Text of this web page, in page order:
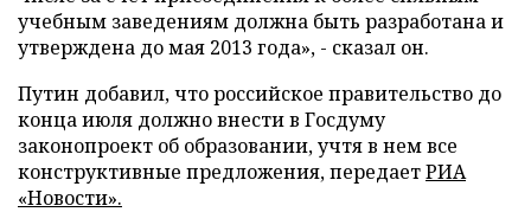
учебным заведениям должна быть разработана и
утверждена до мая 2013 года», - сказал он.
Путин добавил, что российское правительство до
конца июля должно внести в Госдуму
законопроект об образовании, учтя в нем все
конструктивные предложения, передаетРИА
«Новости».